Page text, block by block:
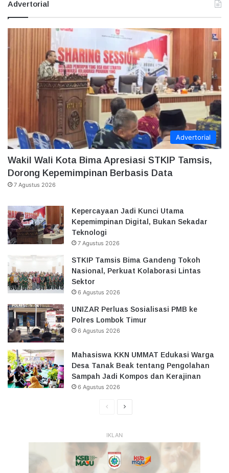
Advertorial
Advertorial
Wakil Wali Kota Bima Apresiasi STKIP Tamsis,
Dorong Kepemimpinan Berbasis Data
7 Agustus 2026
Kepercayaan Jadi Kunci Utama
Kepemimpinan Digital, Bukan Sekadar
Teknologi
7 Agustus 2026
STKIP Tamsis Bima Gandeng Tokoh
Nasional, Perkuat Kolaborasi Lintas
Sektor
6 Agustus 2026
UNIZAR Perluas Sosialisasi PMB ke
Polres Lombok Timur
6 Agustus 2026
Mahasiswa KKN UMMAT Edukasi Warga
Desa Tanak Beak tentang Pengolahan
Sampah Jadi Kompos dan Kerajinan
6 Agustus 2026
HalamanHalaman
IKLAN